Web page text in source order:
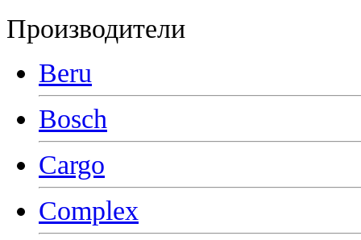
Производители
Beru
Bosch
Cargo
Complex